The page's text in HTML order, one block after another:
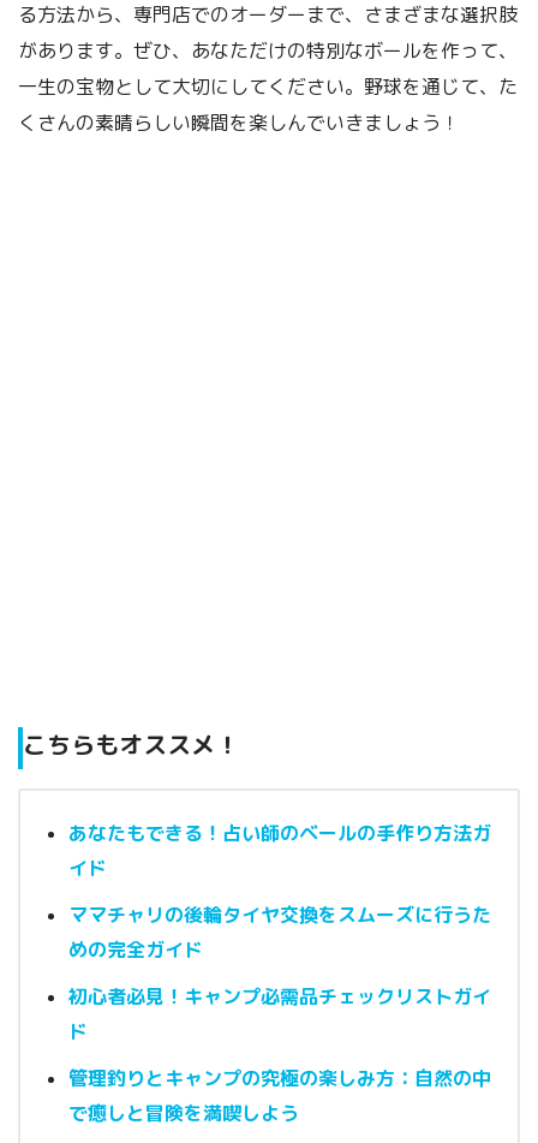
る方法から、専門店でのオーダーまで、さまざまな選択肢
があります。ぜひ、あなただけの特別なボールを作って、
一生の宝物として大切にしてください。野球を通じて、た
くさんの素晴らしい瞬間を楽しんでいきましょう！
こちらもオススメ！
あなたもできる！占い師のベールの手作り方法ガ
イド
ママチャリの後輪タイヤ交換をスムーズに行うた
めの完全ガイド
初心者必見！キャンプ必需品チェックリストガイ
ド
管理釣りとキャンプの究極の楽しみ方：自然の中
で癒しと冒険を満喫しよう